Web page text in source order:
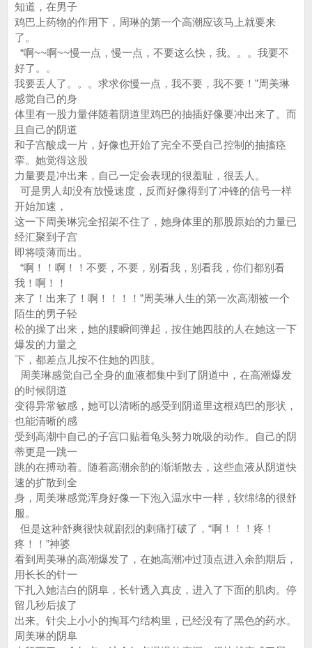
知道，在男子
鸡巴上药物的作用下，周琳的第一个高潮应该马上就要来
了。
“啊~~啊~~慢一点，慢一点，不要这么快，我。。。我要不
好了。。
我要丢人了。。。求求你慢一点，我不要，我不要！”周美琳
感觉自己的身
体里有一股力量伴随着阴道里鸡巴的抽插好像要冲出来了。而
且自己的阴道
和子宫酸成一片，好像也开始了完全不受自己控制的抽搐痉
挛。她觉得这股
力量要是冲出来，自己一定会表现的很羞耻，很丢人。
可是男人却没有放慢速度，反而好像得到了冲锋的信号一样
开始加速，
这一下周美琳完全招架不住了，她身体里的那股原始的力量已
经汇聚到子宫
即将喷薄而出。
“啊！！啊！！不要，不要，别看我，别看我，你们都别看
我！啊！！
来了！出来了！啊！！！！”周美琳人生的第一次高潮被一个
陌生的男子轻
松的操了出来，她的腰瞬间弹起，按住她四肢的人在她这一下
爆发的力量之
下，都差点儿按不住她的四肢。
周美琳感觉自己全身的血液都集中到了阴道中，在高潮爆发
的时候阴道
变得异常敏感，她可以清晰的感受到阴道里这根鸡巴的形状，
也能清晰的感
受到高潮中自己的子宫口贴着龟头努力吮吸的动作。自己的阴
蒂更是一跳一
跳的在搏动着。随着高潮余韵的渐渐散去，这些血液从阴道快
速的扩散到全
身，周美琳感觉浑身好像一下泡入温水中一样，软绵绵的很舒
服。
但是这种舒爽很快就剧烈的刺痛打破了，“啊！！！疼！
疼！！”神婆
看到周美琳的高潮爆发了，在她高潮冲过顶点进入余韵期后，
用长长的针一
下扎入她洁白的阴阜，长针透入真皮，进入了下面的肌肉。停
留几秒后拔了
出来。针尖上小小的掏耳勺结构里，已经没有了黑色的药水。
周美琳的阴阜